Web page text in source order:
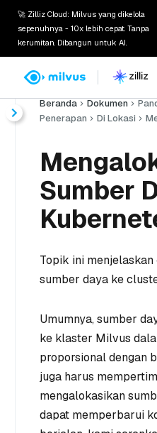
🚀 Zilliz Cloud: Milvus yang dikelola
sepenuhnya - 10x lebih cepat. Tanpa
kerumitan. Dibangun untuk AI.
Beranda Dokumen
Penerapan
Di Lokasi
Sumber
Topik ini
sumber daya ke
Umumnya, sumber
ke klaster Milvus
proporsional dengan
juga harus
mengalokasikan
dapat memperbarui